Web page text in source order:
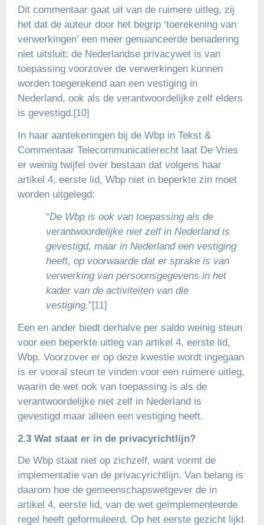
Dit commentaar gaat uit van de ruimere uitleg, zij
het dat de auteur door het begrip ‘toerekening van
verwerkingen’ een meer genuanceerde benadering
niet uitsluit: de Nederlandse privacywet is van
toepassing voorzover de verwerkingen kunnen
worden toegerekend aan een vestiging in
Nederland, ook als de verantwoordelijke zelf elders
is gevestigd.[10]
In haar aantekeningen bij de Wbp in Tekst &
Commentaar Telecommunicatierecht laat De Vries
er weinig twijfel over bestaan dat volgens haar
artikel 4, eerste lid, Wbp niet in beperkte zin moet
worden uitgelegd:
“De Wbp is ook van toepassing als de
verantwoordelijke niet zelf in Nederland is
gevestigd, maar in Nederland een vestiging
heeft, op voorwaarde dat er sprake is van
verwerking van persoonsgegevens in het
kader van de activiteiten van die
vestiging.”[11]
Een en ander biedt derhalve per saldo weinig steun
voor een beperkte uitleg van artikel 4, eerste lid,
Wbp. Voorzover er op deze kwestie wordt ingegaan
is er vooral steun te vinden voor een ruimere uitleg,
waarin de wet ook van toepassing is als de
verantwoordelijke niet zelf in Nederland is
gevestigd maar alleen een vestiging heeft.
2.3 Wat staat er in de privacyrichtlijn?
De Wbp staat niet op zichzelf, want vormt de
implementatie van de privacyrichtlijn. Van belang is
daarom hoe de gemeenschapswetgever de in
artikel 4, eerste lid, van de wet geïmplementeerde
regel heeft geformuleerd. Op het eerste gezicht lijkt